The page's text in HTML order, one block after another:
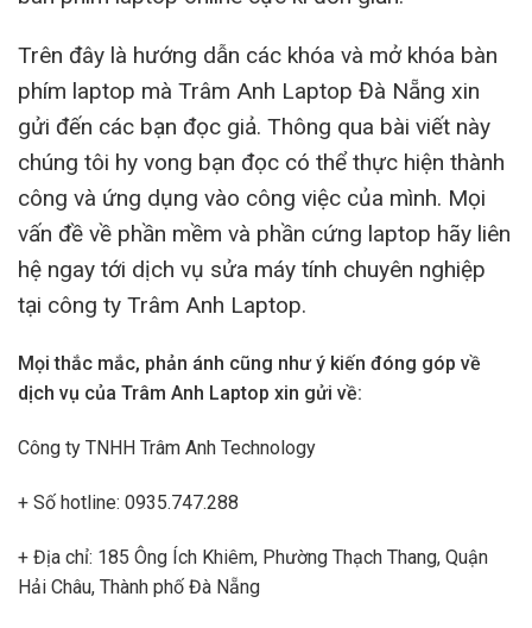
Trên đây là hướng dẫn các khóa và mở khóa bàn
phím laptop mà Trâm Anh Laptop Đà Nẵng xin
gửi đến các bạn đọc giả. Thông qua bài viết này
chúng tôi hy vong bạn đọc có thể thực hiện thành
công và ứng dụng vào công việc của mình. Mọi
vấn đề về phần mềm và phần cứng laptop hãy liên
hệ ngay tới dịch vụ sửa máy tính chuyên nghiệp
tại công ty Trâm Anh Laptop.
Mọi thắc mắc, phản ánh cũng như ý kiến đóng góp về
dịch vụ của Trâm Anh Laptop xin gửi về:
Công ty TNHH Trâm Anh Technology
+ Số hotline: 0935.747.288
+ Địa chỉ: 185 Ông Ích Khiêm, Phường Thạch Thang, Quận
Hải Châu, Thành phố Đà Nẵng